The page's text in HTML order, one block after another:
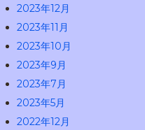
2023年12月
2023年11月
2023年10月
2023年9月
2023年7月
2023年5月
2022年12月